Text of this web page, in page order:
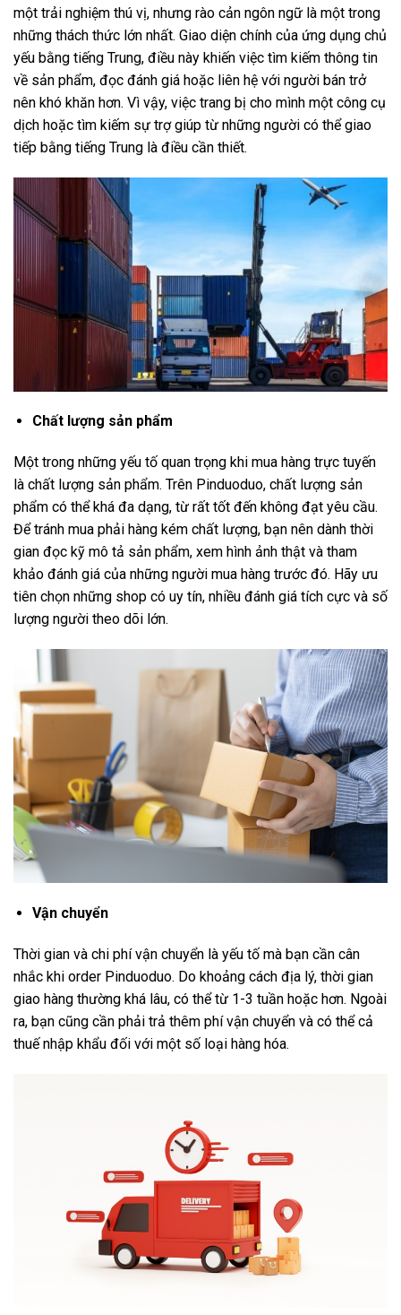
một trải nghiệm thú vị, nhưng rào cản ngôn ngữ là một trong
những thách thức lớn nhất. Giao diện chính của ứng dụng chủ
yếu bằng tiếng Trung, điều này khiến việc tìm kiếm thông tin
về sản phẩm, đọc đánh giá hoặc liên hệ với người bán trở
nên khó khăn hơn. Vì vậy, việc trang bị cho mình một công cụ
dịch hoặc tìm kiếm sự trợ giúp từ những người có thể giao
tiếp bằng tiếng Trung là điều cần thiết.
Chất lượng sản phẩm
Một trong những yếu tố quan trọng khi mua hàng trực tuyến
là chất lượng sản phẩm. Trên Pinduoduo, chất lượng sản
phẩm có thể khá đa dạng, từ rất tốt đến không đạt yêu cầu.
Để tránh mua phải hàng kém chất lượng, bạn nên dành thời
gian đọc kỹ mô tả sản phẩm, xem hình ảnh thật và tham
khảo đánh giá của những người mua hàng trước đó. Hãy ưu
tiên chọn những shop có uy tín, nhiều đánh giá tích cực và số
lượng người theo dõi lớn.
Vận chuyển
Thời gian và chi phí vận chuyển là yếu tố mà bạn cần cân
nhắc khi order Pinduoduo. Do khoảng cách địa lý, thời gian
giao hàng thường khá lâu, có thể từ 1-3 tuần hoặc hơn. Ngoài
ra, bạn cũng cần phải trả thêm phí vận chuyển và có thể cả
thuế nhập khẩu đối với một số loại hàng hóa.